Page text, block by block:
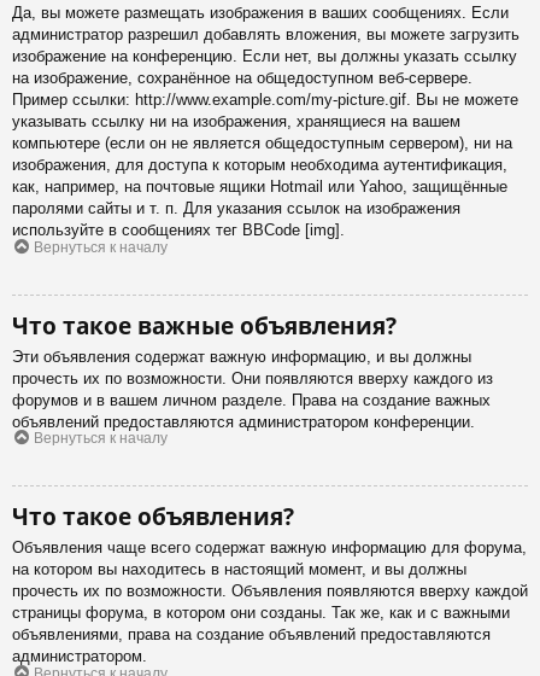
Да, вы можете размещать изображения в ваших сообщениях. Если
администратор разрешил добавлять вложения, вы можете загрузить
изображение на конференцию. Если нет, вы должны указать ссылку
на изображение, сохранённое на общедоступном веб-сервере.
Пример ссылки: http://www.example.com/my-picture.gif. Вы не можете
указывать ссылку ни на изображения, хранящиеся на вашем
компьютере (если он не является общедоступным сервером), ни на
изображения, для доступа к которым необходима аутентификация,
как, например, на почтовые ящики Hotmail или Yahoo, защищённые
паролями сайты и т. п. Для указания ссылок на изображения
используйте в сообщениях тег BBCode [img].
Вернуться к началу
Что такое важные объявления?
Эти объявления содержат важную информацию, и вы должны
прочесть их по возможности. Они появляются вверху каждого из
форумов и в вашем личном разделе. Права на создание важных
объявлений предоставляются администратором конференции.
Вернуться к началу
Что такое объявления?
Объявления чаще всего содержат важную информацию для форума,
на котором вы находитесь в настоящий момент, и вы должны
прочесть их по возможности. Объявления появляются вверху каждой
страницы форума, в котором они созданы. Так же, как и с важными
объявлениями, права на создание объявлений предоставляются
администратором.